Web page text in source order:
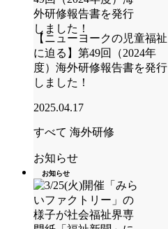
【ニューヨークの児童福祉
に迫る】第49回（2024年
度）海外研修報告書を発行
しました！
2025.04.17
すべて 海外研修
お知らせ
お知らせ